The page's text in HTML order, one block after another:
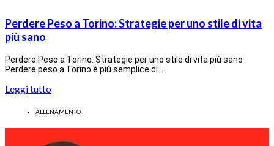
Perdere Peso a Torino: Strategie per uno stile di vita
più sano
Perdere Peso a Torino: Strategie per uno stile di vita più sano
Perdere peso a Torino è più semplice di…
Leggi tutto
ALLENAMENTO